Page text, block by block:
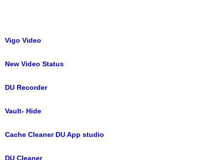
Vigo Video
New Video Status
DU Recorder
Vault- Hide
Cache Cleaner DU App studio
DU Cleaner